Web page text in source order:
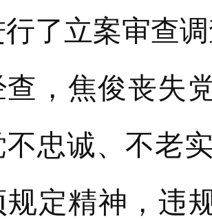
行了立案审查
查，焦俊丧失
不忠诚、不老
规定精神，违